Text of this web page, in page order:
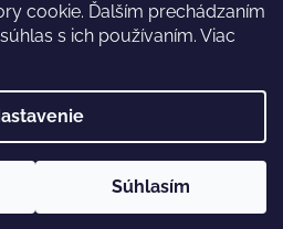
cookie. Ďalším prechádzaním
s ich používaním. Viac
Súhlasím
a
. Všetky práva vyhradené.